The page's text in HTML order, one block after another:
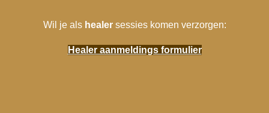
Wil je als healersessies komen verzorgen:
Healer aanmeldings formulier